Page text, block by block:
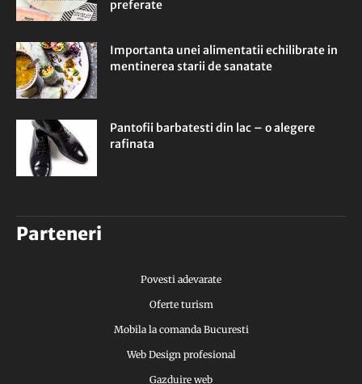
preferate
Importanta unei alimentatii echilibrate in
mentinerea starii de sanatate
Pantofii barbatesti din lac – o alegere
rafinata
Parteneri
Povesti adevarate
Oferte turism
Mobila la comanda Bucuresti
Web Design profesional
Gazduire web